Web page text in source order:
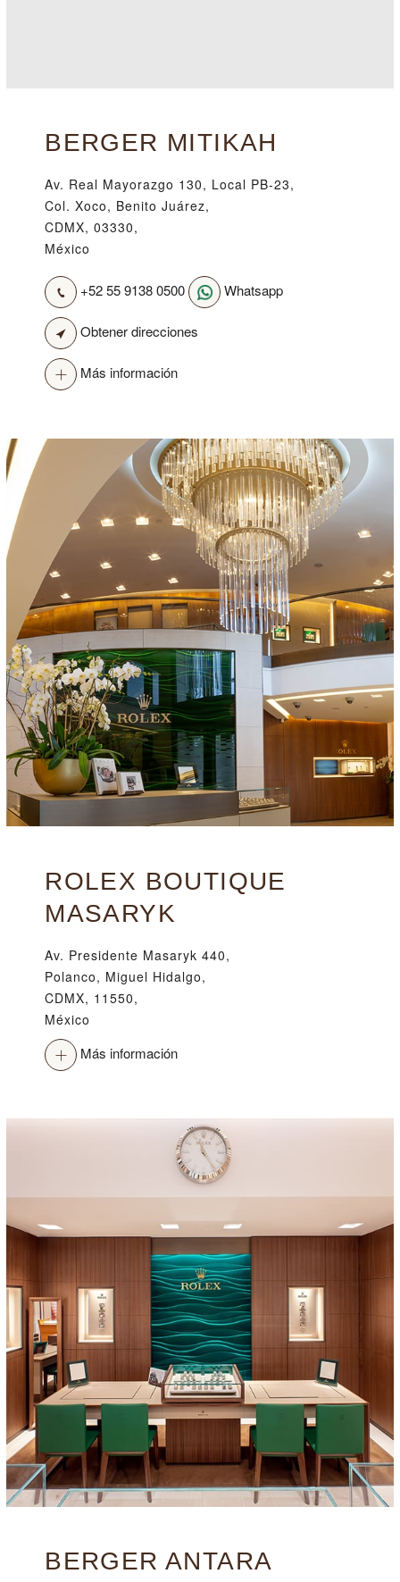
BERGER MITIKAH
Av. Real Mayorazgo 130, Local PB-23,
Col. Xoco, Benito Juárez,
CDMX, 03330,
México
+52 55 9138 0500 Whatsapp
Obtener direcciones
Más información
ROLEX BOUTIQUE
MASARYK
Av. Presidente Masaryk 440,
Polanco, Miguel Hidalgo,
CDMX, 11550,
México
Más información
BERGER ANTARA